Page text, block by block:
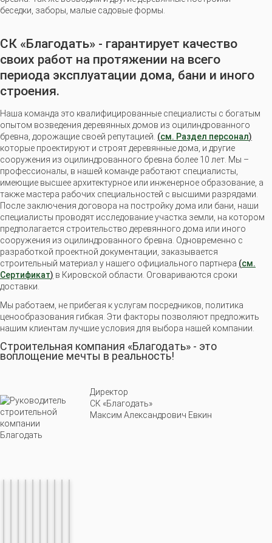
беседки, заборы, малые садовые формы.
СК «Благодать» - гарантирует качество
своих работ на протяжении на всего
периода эксплуатации дома, бани и иного
строения.
Наша команда это квалифицированные специалисты с богатым
опытом возведения деревянных домов из оцилиндрованного
бревна, дорожащие своей репутацией. (см. Раздел персонал)
которые проектируют и строят деревянные дома, и другие
сооружения из оцилиндрованного бревна более 10 лет. Мы –
профессионалы, в нашей команде работают специалисты,
имеющие высшее архитектурное или инженерное образование, а
также мастера рабочих специальностей с высшими разрядами.
После заключения договора на постройку дома или бани, наши
специалисты проводят исследование участка земли, на котором
предполагается строительство деревянного дома или иного
сооружения из оцилиндрованного бревна. Одновременно с
разработкой проектной документации, заказывается
строительный материал у нашего официального партнера (см.
Сертификат) в Кировской области. Оговариваются сроки
доставки.
Мы работаем, не прибегая к услугам посредников, политика
ценообразования гибкая. Эти факторы позволяют предложить
нашим клиентам лучшие условия для выбора нашей компании.
Строительная компания «Благодать» - это
воплощение мечты в реальность!
Директор
CК «Благодать»
Максим Александрович Евкин